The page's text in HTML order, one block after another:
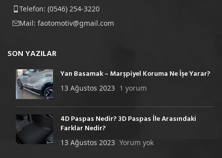
Telefon: (0546) 254-3220
Mail: faotomotiv@gmail.com
SON YAZILAR
Yan Basamak – Marşpiyel Koruma Ne İşe Yarar?
13 Ağustos 2023 1 yorum
4D Paspas Nedir? 3D Paspas İle Arasındaki
Farklar Nedir?
13 Ağustos 2023 Yorum yok